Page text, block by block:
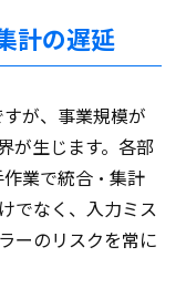
計の遅延
が、事業規模が
が生じます。各部
業で統合・集計
でなく、入力ミス
ーのリスクを常に